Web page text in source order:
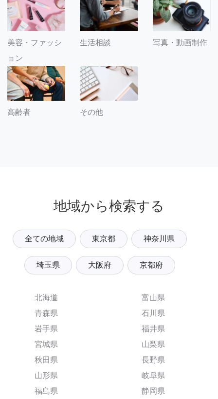
美容・ファッシ
ョン
生活相談 写真・動画制作
高齢者 その他
地域から検索する
全ての地域 東京都 神奈川県
埼玉県 大阪府 京都府
北海道
青森県
岩手県
宮城県
秋田県
山形県
福島県
富山県
石川県
福井県
山梨県
長野県
岐阜県
静岡県